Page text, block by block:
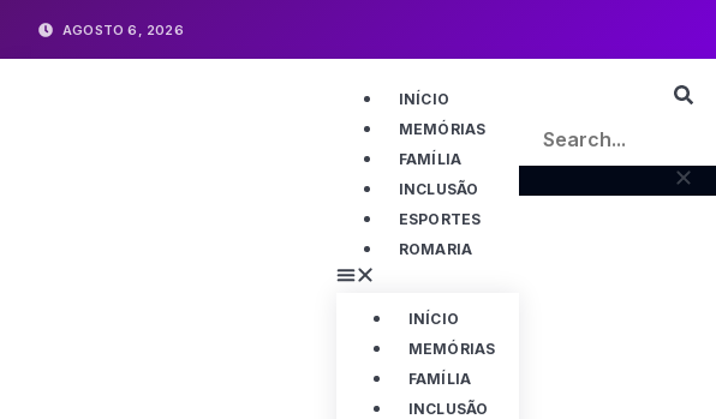
AGOSTO 6, 2026
INÍCIO
MEMÓRIAS
FAMÍLIA
INCLUSÃO
ESPORTES
ROMARIA
INÍCIO
MEMÓRIAS
FAMÍLIA
INCLUSÃO